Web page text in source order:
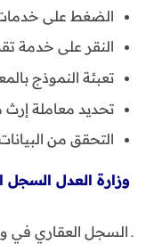
الضغط على
النقر على خدمة
تعبئة النموذج
تحديد معاملة إرث
التحقق من
وزارة العدل السجل
ـ السجل العقاري في